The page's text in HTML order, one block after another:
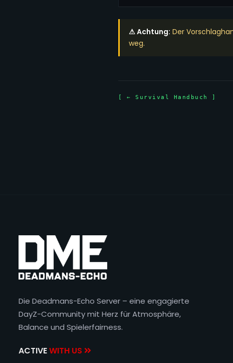
⚠ Achtung: Der
weg.
[ ← Survival Handbuch ]
Die Deadmans-Echo Server – eine engagierte
DayZ-Community mit Herz für Atmosphäre,
Balance und Spielerfairness.
ACTIVEWITH US